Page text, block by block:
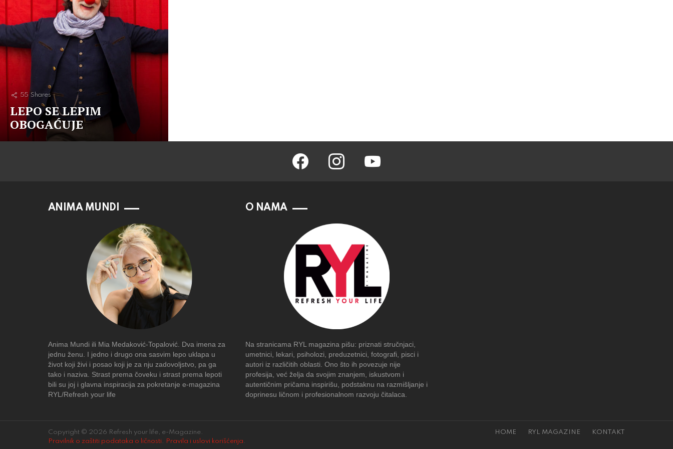
55 Shares
LEPO SE LEPIM
OBOGAĆUJE
facebook instagram youtube
ANIMA MUNDI
Anima Mundi ili Mia Medaković-Topalović. Dva imena za
jednu ženu. I jedno i drugo ona sasvim lepo uklapa u
život koji živi i posao koji je za nju zadovoljstvo, pa ga
tako i naziva. Strast prema čoveku i strast prema lepoti
bili su joj i glavna inspiracija za pokretanje e-magazina
RYL/Refresh your life
O NAMA
Na stranicama RYL magazina pišu: priznati stručnjaci,
umetnici, lekari, psiholozi, preduzetnici, fotografi, pisci i
autori iz različitih oblasti. Ono što ih povezuje nije
profesija, već želja da svojim znanjem, iskustvom i
autentičnim pričama inspirišu, podstaknu na razmišljanje i
doprinesu ličnom i profesionalnom razvoju čitalaca.
Copyright © 2026 Refresh your life, e-Magazine.
Pravilnik o zaštiti podataka o ličnosti . Pravila i uslovi korišćenja .
HOME RYL MAGAZINE KONTAKT